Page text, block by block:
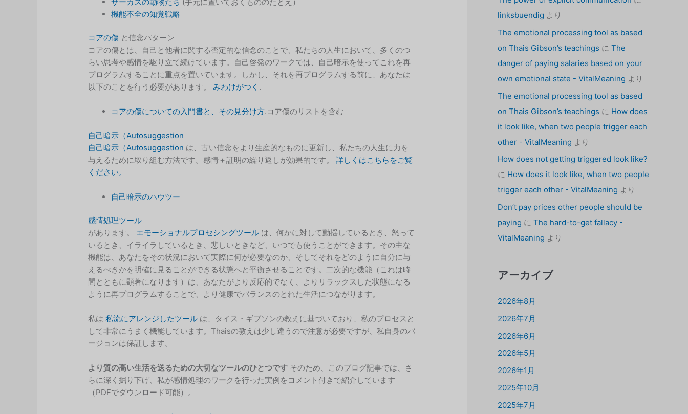
機能不全の知覚戦略
コアの傷 と信念パターン
コアの傷とは、自己と他者に関する否定的な信念のことで、私たちの人生において、多くのつ
らい思考や感情を駆り立て続けています。自己啓発のワークでは、自己暗示を使ってこれを再
プログラムすることに重点を置いています。しかし、それを再プログラムする前に、あなたは
以下のことを行う必要があります。みわけがつく .
コアの傷についての入門書と、その見分け方.コア傷のリストを含む
自己暗示（Autosuggestion
自己暗示（Autosuggestion は、古い信念をより生産的なものに更新し、私たちの人生に力を
与えるために取り組む方法です。感情＋証明の繰り返しが効果的です。詳しくはこちらをご覧
ください。
自己暗示のハウツー
感情処理ツール
があります。 エモーショナルプロセシングツール は、何かに対して動揺しているとき、怒って
いるとき、イライラしているとき、悲しいときなど、いつでも使うことができます。その主な
機能は、あなたをその状況において実際に何が必要なのか、そしてそれをどのように自分に与
えるべきかを明確に見ることができる状態へと平衡させることです。二次的な機能（これは時
間とともに顕著になります）は、あなたがより反応的でなく、よりリラックスした状態になる
ように再プログラムすることで、より健康でバランスのとれた生活につながります。
私は私流にアレンジしたツール は、タイス・ギブソンの教えに基づいており、私のプロセスと
して非常にうまく機能しています。Thaisの教えは少し違うので注意が必要ですが、私自身のバ
ージョンは保証します。
より質の高い生活を送るための大切なツールのひとつです そのため、このブログ記事では、さ
らに深く掘り下げ、私が感情処理のワークを行った実例をコメント付きで紹介しています
（PDFでダウンロード可能）。
linksbuendig より
The emotional processing tool as based
on Thais Gibson’s teachings に The
danger of paying salaries based on your
own emotional state - VitalMeaning より
The emotional processing tool as based
on Thais Gibson’s teachings に How does
it look like, when two people trigger each
other - VitalMeaning より
How does not getting triggered look like?
に How does it look like, when two people
trigger each other - VitalMeaning より
Don’t pay prices other people should be
paying に The hard-to-get fallacy -
VitalMeaning より
アーカイブ
2026年8月
2026年7月
2026年6月
2026年5月
2026年1月
2025年10月
2025年7月